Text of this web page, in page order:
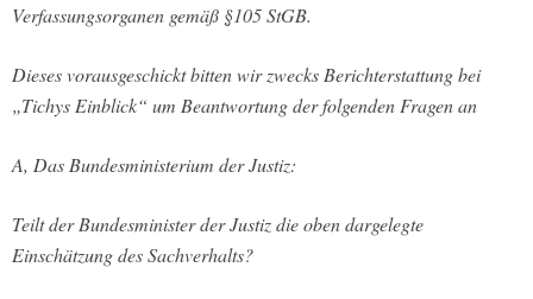
Verfassungsorganen gemäß §105 StGB.
Dieses vorausgeschickt bitten wir zwecks Berichterstattung bei
„Tichys Einblick“ um Beantwortung der folgenden Fragen an
A, Das Bundesministerium der Justiz:
Teilt der Bundesminister der Justiz die oben dargelegte
Einschätzung des Sachverhalts?